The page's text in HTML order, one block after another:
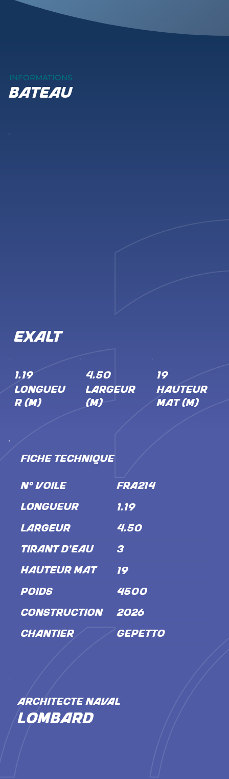
INFORMATIONS
bateau
FICHE TECHNIQUE
POIDS 4500
CONSTRUCTION 2026
CHANTIER Gepetto
HAUTEUR MÂT 19
TIRANT D'EAU 3
LARGEUR 4.50
LONGUEUR 1.19
N° VOILE FRA214
ARCHITECTE NAVAL
Lombard
19
HAUTEUR
MÂT (M)
1.19
LONGUEU
R (M)
4.50
LARGEUR
(M)
Exalt